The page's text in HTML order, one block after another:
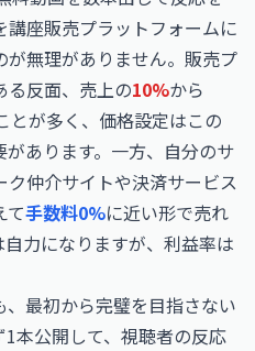
座販売プラットフォームに
無理がありません。販売プ
る反面、売上の10%から
とが多く、価格設定はこの
あります。一方、自分のサ
仲介サイトや決済サービス
て手数料0%に近い形で売れ
力になりますが、利益率は
最初から完璧を目指さない
本公開して、視聴者の反応